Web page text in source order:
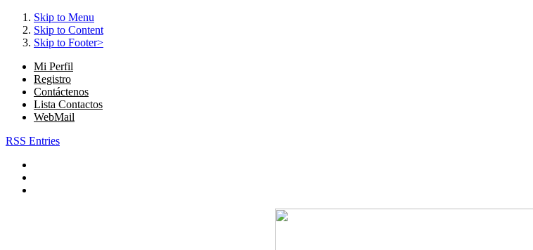
Skip to Menu
Skip to Content
Skip to Footer>
Mi Perfil
Registro
Contáctenos
Lista Contactos
WebMail
RSS Entries